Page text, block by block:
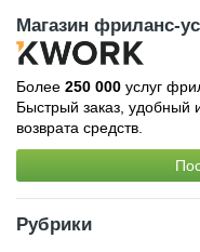
Магазин фриланс-
Более 250 000 услуг
Быстрый заказ, удобный
возврата средств.
Рубрики